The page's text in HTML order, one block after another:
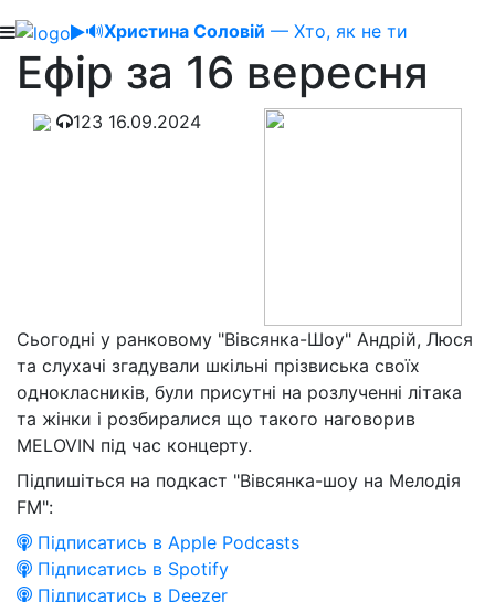
🔊Христина Соловій — Хто, як не ти
Ефір за 16 вересня
123 16.09.2024
Сьогодні у ранковому "Вівсянка-Шоу" Андрій, Люся
та слухачі згадували шкільні прізвиська своїх
однокласників, були присутні на розлученні літака
та жінки і розбиралися що такого наговорив
MELOVIN під час концерту.
Підпишіться на подкаст "Вівсянка-шоу на Мелодія
FM":
Підписатись в Apple Podcasts
Підписатись в Spotify
Підписатись в Deezer